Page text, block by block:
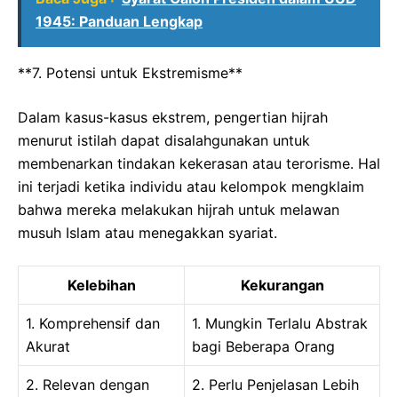
1945: Panduan Lengkap
**7. Potensi untuk Ekstremisme**
Dalam kasus-kasus ekstrem, pengertian hijrah
menurut istilah dapat disalahgunakan untuk
membenarkan tindakan kekerasan atau terorisme. Hal
ini terjadi ketika individu atau kelompok mengklaim
bahwa mereka melakukan hijrah untuk melawan
musuh Islam atau menegakkan syariat.
Kelebihan Kekurangan
1. Komprehensif dan
Akurat
1. Mungkin Terlalu Abstrak
bagi Beberapa Orang
2. Relevan dengan
2. Perlu Penjelasan Lebih